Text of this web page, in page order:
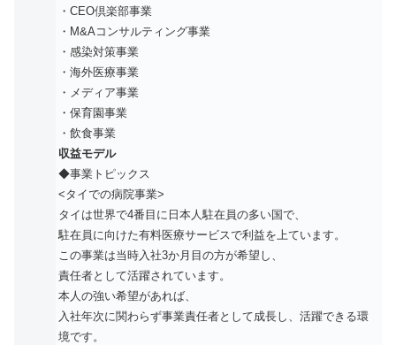
・CEO倶楽部事業
・M&Aコンサルティング事業
・感染対策事業
・海外医療事業
・メディア事業
・保育園事業
・飲食事業
収益モデル
◆事業トピックス
<タイでの病院事業>
タイは世界で4番目に日本人駐在員の多い国で、
駐在員に向けた有料医療サービスで利益を上ています。
この事業は当時入社3か月目の方が希望し、
責任者として活躍されています。
本人の強い希望があれば、
入社年次に関わらず事業責任者として成長し、活躍できる環
境です。